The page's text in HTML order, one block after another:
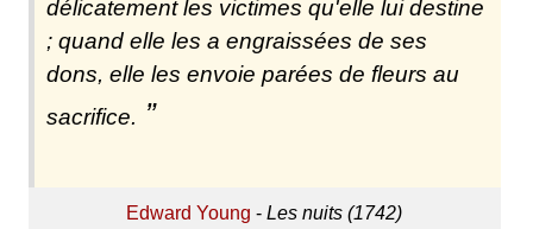
délicatement les victimes qu'elle lui destine
; quand elle les a engraissées de ses
dons, elle les envoie parées de fleurs au
sacrifice.
Edward Young -Les nuits (1742)